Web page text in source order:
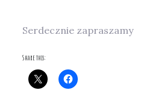
Serdecznie zapraszamy
Share this: